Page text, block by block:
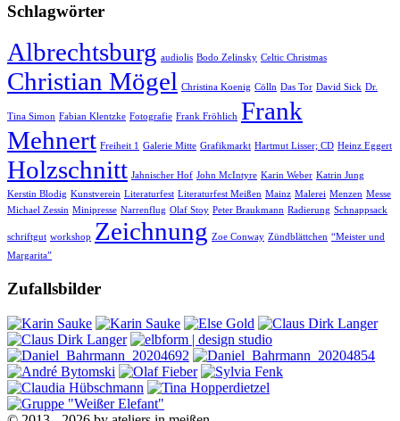
Schlagwörter
Albrechtsburg audiolis Bodo Zelinsky Celtic Christmas
Christian Mögel Christina Koenig Cölln Das Tor David Sick Dr.
Tina Simon Fabian Klentzke Fotografie Frank Fröhlich Frank
Mehnert Freiheit 1 Galerie Mitte Grafikmarkt Hartmut Lisser; CD Heinz Eggert
Holzschnitt Jahnischer Hof John McIntyre Karin Weber Katrin Jung
Kerstin Blodig Kunstverein Literaturfest Literaturfest Meißen Mainz Malerei Menzen Messe
Michael Zessin Minipresse Narrenflug Olaf Stoy Peter Braukmann Radierung Schnappsack
schriftgut workshop Zeichnung Zoe Conway Zündblättchen “Meister und
Margarita”
Zufallsbilder